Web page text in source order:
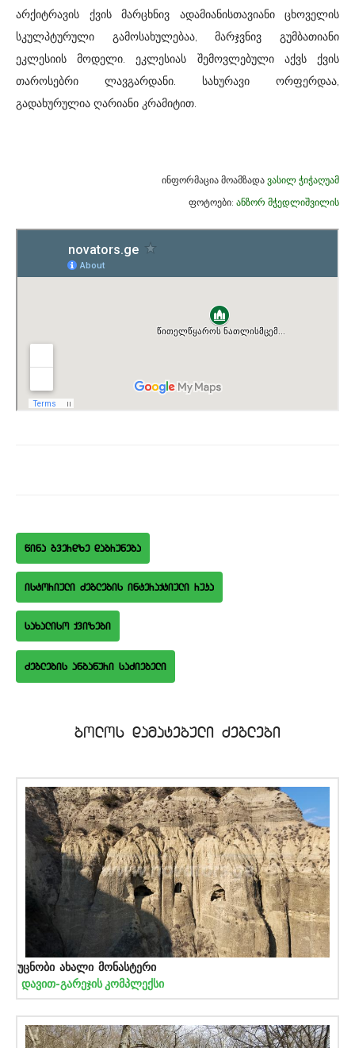
არქიტრავის ქვის მარცხნივ ადამიანისთავიანი ცხოველის
სკულპტურული გამოსახულებაა, მარჯვნივ გუმბათიანი
ეკლესიის მოდელი. ეკლესიას შემოვლებული აქვს ქვის
თაროსებრი ლავგარდანი. სახურავი ორფერდაა,
გადახურულია ღარიანი კრამიტით.
ინფორმაცია მოამზადა ვასილ ჭიჭაღუამ
ფოტოები: ანზორ მჭედლიშვილის
wina gverdze dabruneba
istoriuli Zeglebis interaqtiuli ruka
saxaliso qvizebi
bolos damatebuli Zeglebi
უცნობი ახალი მონასტერი
დავით-გარეჯის კომპლექსი